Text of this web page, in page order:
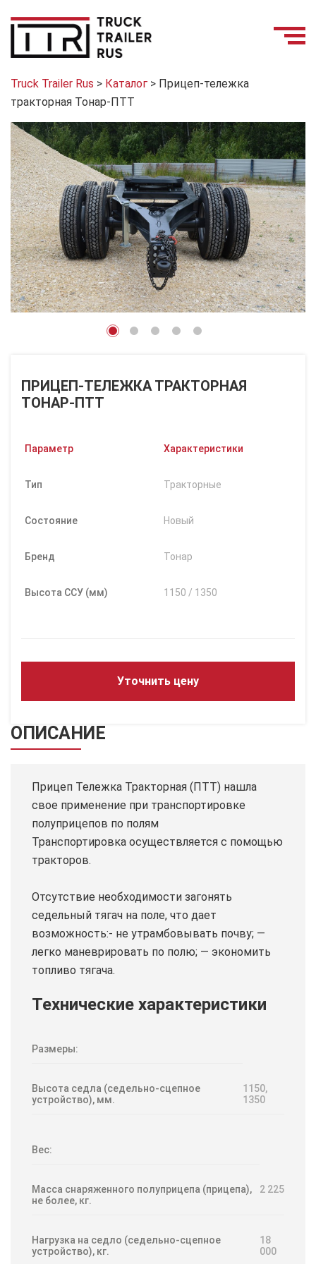
Truck Trailer Rus > Каталог > Прицеп-тележка
тракторная Тонар-ПТТ
ПРИЦЕП-ТЕЛЕЖКА ТРАКТОРНАЯ
ТОНАР-ПТТ
Параметр Характеристики
Тип Тракторные
Состояние Новый
Бренд Тонар
Высота ССУ (мм) 1150 / 1350
Уточнить цену
ОПИСАНИЕ
Прицеп Тележка Тракторная (ПТТ) нашла
свое применение при транспортировке
полуприцепов по полям
Транспортировка осуществляется с помощью
тракторов.
Отсутствие необходимости загонять
седельный тягач на поле, что дает
возможность:- не утрамбовывать почву; —
легко маневрировать по полю; — экономить
топливо тягача.
Технические характеристики
Размеры:
Высота седла (седельно-сцепное
устройство), мм.
1150,
1350
Вес:
Масса снаряженного полуприцепа (прицепа),
не более, кг.
2 225
Нагрузка на седло (седельно-сцепное
устройство), кг.
18
000